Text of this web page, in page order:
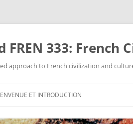
FREN 333: French
approach to French civilization and
ET INTRODUCTION